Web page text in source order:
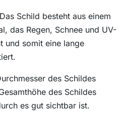
Schild besteht aus einem
das Regen, Schnee und UV-
und somit eine lange
des Schildes
des Schildes
es gut sichtbar ist.